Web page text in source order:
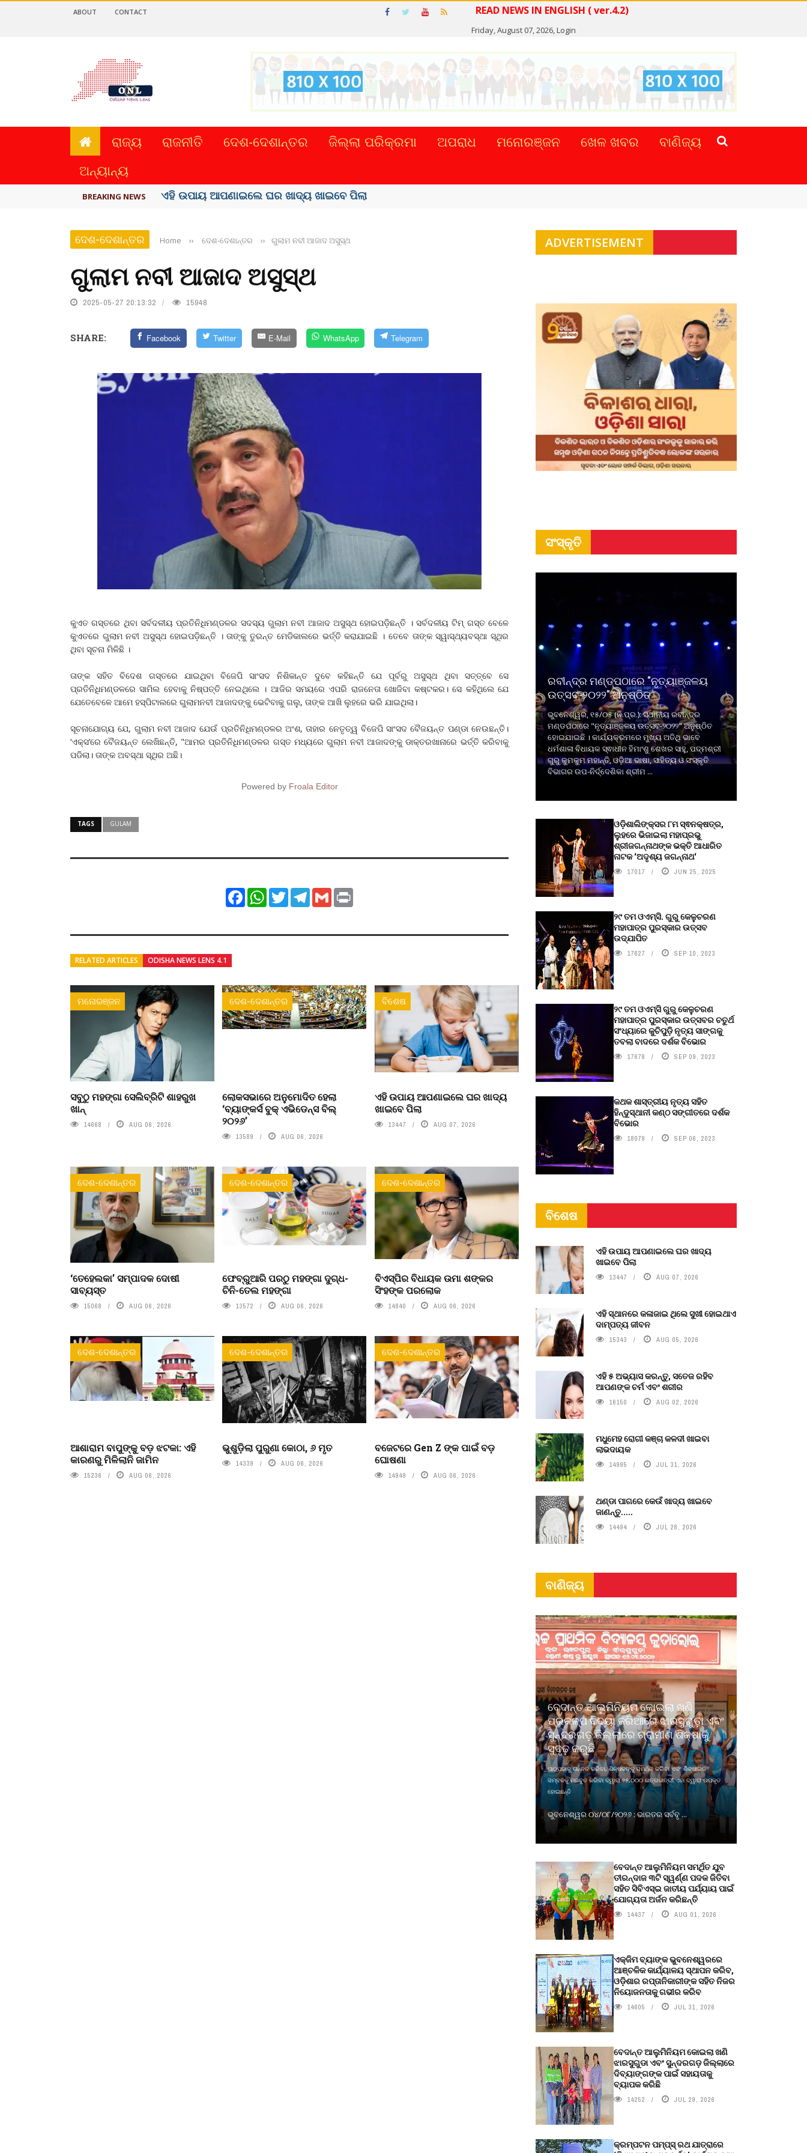
READ NEWS IN ENGLISH ( ver.4.2)
Friday, August 07, 2026,Login
ABOUT CONTACT
ରାଜ୍ୟ ରାଜନୀତି ଦେଶ-ଦେଶାନ୍ତର ଜିଲ୍ଲା ପରିକ୍ରମା ଅପରାଧ ମନୋରଞ୍ଜନ ଖେଳ ଖବର
ବାଣିଜ୍ୟ
ଅନ୍ୟାନ୍ୟ
BREAKING NEWS ଏହି ଉପାୟ ଆପଣାଇଲେ ଘର ଖାଦ୍ୟ ଖାଇବେ ପିଲା
ଦେଶ-ଦେଶାନ୍ତର Home ›› ଦେଶ-ଦେଶାନ୍ତର ›› ଗୁଲାମ ନବୀ ଆଜାଦ ଅସୁସ୍ଥ
ଗୁଲାମ ନବୀ ଆଜାଦ ଅସୁସ୍ଥ
2025-05-27 20:13:32 15948
SHARE: Facebook Twitter E-Mail WhatsApp Telegram
କୁଏତ ଗସ୍ତରେ ଥିବା ସର୍ବଦଳୀୟ ପ୍ରତିନିଧିମଣ୍ଡଳର ସଦସ୍ୟ ଗୁଲାମ ନବୀ ଆଜାଦ ଅସୁସ୍ଥ ହୋଇପଡ଼ିଛନ୍ତି । ସର୍ବଦଳୀୟ ଟିମ୍‌ ଗସ୍ତ ବେଳେ
କୁଏତରେ ଗୁଲାମ ନବୀ ଅସୁସ୍ଥ ହୋଇପଡ଼ିଛନ୍ତି । ତାଙ୍କୁ ତୁରନ୍ତ ମେଡିକାଲରେ ଭର୍ତ୍ତି କରାଯାଇଛି । ତେବେ ତାଙ୍କ ସ୍ୱାସ୍ଥ୍ୟବସ୍ଥା ସ୍ଥିର
ଥିବା ସୂଚନା ମିଳିଛି ।
ତାଙ୍କ ସହିତ ବିଦେଶ ଗସ୍ତରେ ଯାଇଥିବା ବିଜେପି ସାଂସଦ ନିଶିକାନ୍ତ ଦୁବେ କହିଛନ୍ତି ଯେ ପୂର୍ବରୁ ଅସୁସ୍ଥ ଥିବା ସତ୍ତ୍ବେ ସେ
ପ୍ରତିନିଧିମଣ୍ଡଳରେ ସାମିଲ ହେବାକୁ ନିଷ୍ପତ୍ତି ନେଇଥିଲେ । ଆଜିର ସମୟରେ ଏପରି ରାଜନେତା ଖୋଜିବା କଷ୍ଟକର। ସେ କହିଥିଲେ ଯେ
ଯେତେବେଳେ ଆମେ ହସ୍ପିଟାଲରେ ଗୁଲାମନବୀ ଆଜାଦଙ୍କୁ ଭେଟିବାକୁ ଗଲୁ, ତାଙ୍କ ଆଖି ଲୁହରେ ଭରି ଯାଇଥିଲା।
ସୂଚନାଯୋଗ୍ୟ ଯେ, ଗୁଲାମ ନବୀ ଆଜାଦ ଯେଉଁ ପ୍ରତିନିଧିମଣ୍ଡଳର ଅଂଶ, ତାହାର ନେତୃତ୍ୱ ବିଜେପି ସାଂସଦ ବୈଜୟନ୍ତ ପଣ୍ଡା ନେଉଛନ୍ତି।
‘ଏକ୍ସ’ରେ ବୈଜୟନ୍ତ ଲେଖିଛନ୍ତି, "ଆମର ପ୍ରତିନିଧିମଣ୍ଡଳର ଗସ୍ତ ମଧ୍ୟରେ ଗୁଲାମ ନବୀ ଆଜାଦଙ୍କୁ ଡାକ୍ତରଖାନାରେ ଭର୍ତ୍ତି କରିବାକୁ
ପଡିଲା। ତାଙ୍କ ଅବସ୍ଥା ସ୍ଥିର ଅଛି।
Powered by Froala Editor
TAGS GULAM
FacebookWhatsApp
TwitterTelegram
Gmail
RELATED ARTICLES ODISHA NEWS LENS 4.1
ମନୋରଞ୍ଜନ
ସବୁଠୁ ମହଙ୍ଗା ସେଲିବ୍ରିଟି ଶାହରୁଖ
ଖାନ୍
14668 AUG 06, 2026
ଦେଶ-ଦେଶାନ୍ତର
ଲୋକସଭାରେ ଅନୁମୋଦିତ ହେଲା
‘ବ୍ୟାଙ୍କର୍ସ ବୁକ୍ ଏଭିଡେନ୍ସ ବିଲ୍
୨୦୨୬’
13589 AUG 06, 2026
ବିଶେଷ
ଏହି ଉପାୟ ଆପଣାଇଲେ ଘର ଖାଦ୍ୟ
ଖାଇବେ ପିଲା
13447 AUG 07, 2026
ଦେଶ-ଦେଶାନ୍ତର
‘ତେହେଲକା’ ସମ୍ପାଦକ ଦୋଷୀ
ସାବ୍ୟସ୍ତ
15068 AUG 06, 2026
ଦେଶ-ଦେଶାନ୍ତର
ଫେବ୍ରୁଆରି ପରଠୁ ମହଙ୍ଗା ଦୁଗ୍ଧ-
ଚିନି-ତେଲ ମହଙ୍ଗା
13572 AUG 06, 2026
ଦେଶ-ଦେଶାନ୍ତର
ବିଏସ୍‌ପିର ବିଧାୟକ ଉମା ଶଙ୍କର
ସିଂହଙ୍କ ପରଲୋକ
14840 AUG 06, 2026
ଦେଶ-ଦେଶାନ୍ତର
ଆଶାରାମ ବାପୁଙ୍କୁ ବଡ଼ ଝଟକା: ଏହି
କାରଣରୁ ମିଳିଲାନି ଜାମିନ
15236 AUG 06, 2026
ଦେଶ-ଦେଶାନ୍ତର
ଭୁଶୁଡ଼ିଲା ପୁରୁଣା କୋଠା, ୬ ମୃତ
14339 AUG 06, 2026
ଦେଶ-ଦେଶାନ୍ତର
ବଜେଟରେ Gen Z ଙ୍କ ପାଇଁ ବଡ଼
ଘୋଷଣା
14949 AUG 06, 2026
ADVERTISEMENT
ସଂସ୍କୃତି
ରବୀନ୍ଦ୍ର ମଣ୍ଡପଠାରେ "ନୃତ୍ୟାଞ୍ଜଳୟ
ଉତ୍ସବ-୨୦୨୨" ଅନୁଷ୍ଠିତ
ଭୁବନେଶ୍ୱର, ୧୫/୦୫ (ନି.ପ୍ର.): ସ୍ଥାନୀୟ ରବୀନ୍ଦ୍ର
ମଣ୍ଡପଠାରେ "ନୃତ୍ୟାଞ୍ଜଳୟ ଉତ୍ସବ-୨୦୨୨" ଅନୁଷ୍ଠିତ
ହୋଇଯାଇଛି । କାର୍ଯ୍ୟକ୍ରମରେ ମୁଖ୍ୟ ଅତିଥି ଭାବେ
ଧର୍ମଶାଳା ବିଧାୟକ ସ୍ଵାଧୀନ ହିମାଂଶୁ ଶେଖର ସାହୁ, ପଦ୍ମଶ୍ରୀ
ଗୁରୁ କୁମକୁମ ମହାନ୍ତି, ଓଡ଼ିଆ ଭାଷା, ସାହିତ୍ୟ ଓ ସଂସ୍କୃତି
ବିଭାଗର ଉପ-ନିର୍ଦ୍ଦେଶିକା ଶ୍ରୀମ ...
ଓଡ଼ିଶାଲିଙ୍କ୍ସର ୮ମ ସ୍ଵନକ୍ଷତ୍ର,
ଲୁହରେ ଭିଜାଇଲା ମହାପ୍ରଭୁ
ଶ୍ରୀଜଗନ୍ନାଥଙ୍କ ଭକ୍ତି ଆଧାରିତ
ନାଟକ ‘ଅଦୃଶ୍ୟ ଜଗନ୍ନାଥ‘
17017 JUN 25, 2025
୨୯ ତମ ଓଏମ୍‌ସି. ଗୁରୁ କେଳୁଚରଣ
ମହାପାତ୍ର ପୁରସ୍କାର ଉତ୍ସବ
ଉଦ୍‍ଯାପିତ
17627 SEP 10, 2023
୨୯ ତମ ଓଏମ୍‌ସି ଗୁରୁ କେଳୁଚରଣ
ମହାପାତ୍ର ପୁରସ୍କାର ଉତ୍ସବର ଚତୁର୍ଥ
ସଂଧ୍ୟାରେ କୁଚିପୁଡ଼ି ନୃତ୍ୟ ସାଙ୍ଗକୁ
ତବଲା ବାଦରେ ଦର୍ଶକ ବିଭୋର
17678 SEP 09, 2023
କଥକ ଶାସ୍ତ୍ରୀୟ ନୃତ୍ୟ ସହିତ
ହିନ୍ଦୁସ୍ଥାନୀ କଣ୍ଠ ସଙ୍ଗୀତରେ ଦର୍ଶକ
ବିଭୋର
18079 SEP 06, 2023
ବିଶେଷ
ଏହି ଉପାୟ ଆପଣାଇଲେ ଘର ଖାଦ୍ୟ
ଖାଇବେ ପିଲା
13447 AUG 07, 2026
ଏହି ସ୍ଥାନରେ କଳାଜାଇ ଥିଲେ ସୁଖୀ ହୋଇଥାଏ
ଦାମ୍ପତ୍ୟ ଜୀବନ
15343 AUG 05, 2026
ଏହି ୫ ଅଭ୍ୟାସ କରନ୍ତୁ, ସତେଜ ରହିବ
ଆପଣଙ୍କ ଚର୍ମ ଏବଂ ଶରୀର
16150 AUG 02, 2026
ମଧୁମେହ ରୋଗୀ କଞ୍ଚା କଳଦୀ ଖାଇବା
ଲାଭଦାୟକ
14995 JUL 31, 2026
ଥଣ୍ଡା ପାଗରେ କେଉଁ ଖାଦ୍ୟ ଖାଇବେ
ଜାଣନ୍ତୁ.....
14494 JUL 28, 2026
ବାଣିଜ୍ୟ
ବେଦାନ୍ତ ଆଲୁମିନିୟମ କୋଇଲା ଖଣି
ପ୍ରକଳ୍ପ ବିଦ୍ୟା ଜରିଆରେ ଝାରସୁଗୁଡ଼ା ଏବଂ
ସୁନ୍ଦରଗଡ଼ ଜିଲ୍ଲାରେ ଗ୍ରାମୀଣ ଶିକ୍ଷାକୁ
ସୁଦୃଢ଼ କରୁଛି
ପାଠପଢାକୁ ଉନ୍ନତ କରିବା, ଶିକ୍ଷକଙ୍କୁ ସମର୍ଥନ କରିବା ଏବଂ ଶିକ୍ଷାଗତ
ସମ୍ବଳକୁ ମଜବୁତ କରିବା ଦ୍ୱାରା ୨୫,୦୦୦ ଛାତ୍ରଛାତ୍ରୀ ଏହା ଦ୍ୱାରା ଉପକୃତ
ହୋଇଛନ୍ତି
ଭୁବନେଶ୍ୱର ୦୪/୦୮/୨୦୨୬ : ଭାରତର ସର୍ବବୃ ...
ବେଦାନ୍ତ ଆଲୁମିନିୟମ ସମର୍ଥିତ ଯୁବ
ତୀରନ୍ଦାଜ ୩ଟି ସ୍ୱର୍ଣ୍ଣ ପଦକ ଜିତିବା
ସହିତ ସିବିଏସ୍ଇ ଜାତୀୟ ପର୍ଯ୍ୟାୟ ପାଇଁ
ଯୋଗ୍ୟତା ଅର୍ଜନ କରିଛନ୍ତି
14437 AUG 01, 2026
ଏକ୍ଜିମ ବ୍ୟାଙ୍କ ଭୁବନେଶ୍ୱରରେ
ଆଞ୍ଚଳିକ କାର୍ଯ୍ୟାଳୟ ସ୍ଥାପନ କରିବ,
ଓଡ଼ିଶାର ରପ୍ତାନିକାରୀଙ୍କ ସହିତ ନିଜର
ନିୟୋଜନତାକୁ ଗଭୀର କରିବ
14605 JUL 31, 2026
ବେଦାନ୍ତ ଆଲୁମିନିୟମ କୋଇଲା ଖଣି
ଝାରସୁଗୁଡା ଏବଂ ସୁନ୍ଦରଗଡ଼ ଜିଲ୍ଲାରେ
ଦିବ୍ୟାଙ୍ଗଙ୍କ ପାଇଁ ସହାୟତାକୁ
ବ୍ୟାପକ କରିଛି
14252 JUL 29, 2026
କ୍ରମ୍ପଟନ ପମ୍ପ୍‌ସ୍‌ ରଥ ଯାତ୍ରାରେ